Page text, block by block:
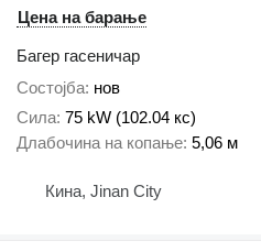
Цена на барање
Багер гасеничар
Состојба нов
Сила 75 kW (102.04 кс)
Длабочина на копање 5,06 м
Кина, Jinan City